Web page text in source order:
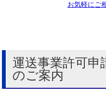
お気軽にご
運送事業許可申
のご案内